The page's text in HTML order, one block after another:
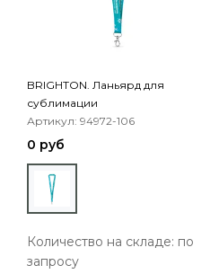
BRIGHTON. Ланьярд для
сублимации
Артикул: 94972-106
0 руб
Количество на складе: по
запросу